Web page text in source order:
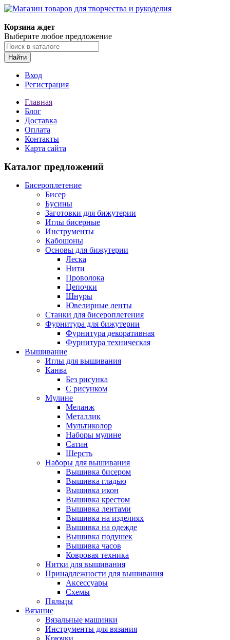
Корзина ждет
Выберите любое предложение
Найти
Вход
Регистрация
Главная
Блог
Доставка
Оплата
Контакты
Карта сайта
Каталог предложений
Бисероплетение
Бисер
Бусины
Заготовки для бижутерии
Иглы бисерные
Инструменты
Кабошоны
Основы для бижутерии
Леска
Нити
Проволока
Цепочки
Шнуры
Ювелирные ленты
Станки для бисероплетения
Фурнитура для бижутерии
Фурнитура декоративная
Фурнитура техническая
Вышивание
Иглы для вышивания
Канва
Без рисунка
С рисунком
Мулине
Меланж
Металлик
Мультиколор
Наборы мулине
Сатин
Шерсть
Наборы для вышивания
Вышивка бисером
Вышивка гладью
Вышивка икон
Вышивка крестом
Вышивка лентами
Вышивка на изделиях
Вышивка на одежде
Вышивка подушек
Вышивка часов
Ковровая техника
Нитки для вышивания
Принадлежности для вышивания
Аксессуары
Схемы
Пяльцы
Вязание
Вязальные машинки
Инструменты для вязания
Крючки